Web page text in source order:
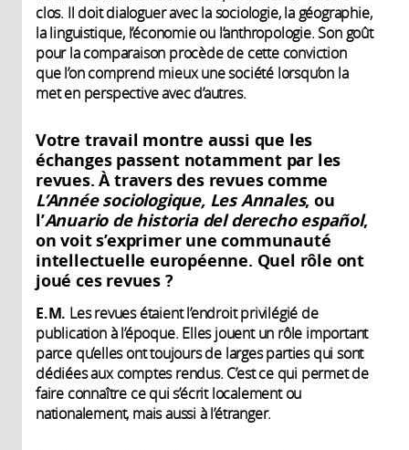
clos. Il doit dialoguer avec la sociologie, la géographie,
la linguistique, l’économie ou l’anthropologie. Son goût
pour la comparaison procède de cette conviction
que l’on comprend mieux une société lorsqu’on la
met en perspective avec d’autres.
Votre travail montre aussi que les
échanges passent notamment par les
revues. À travers des revues comme
L’Année sociologique, Les Annales, ou
l’Anuario de historia del derecho español,
on voit s’exprimer une communauté
intellectuelle européenne. Quel rôle ont
joué ces revues ?
E.M. Les revues étaient l’endroit privilégié de
publication à l’époque. Elles jouent un rôle important
parce qu’elles ont toujours de larges parties qui sont
dédiées aux comptes rendus. C’est ce qui permet de
faire connaître ce qui s’écrit localement ou
nationalement, mais aussi à l’étranger.